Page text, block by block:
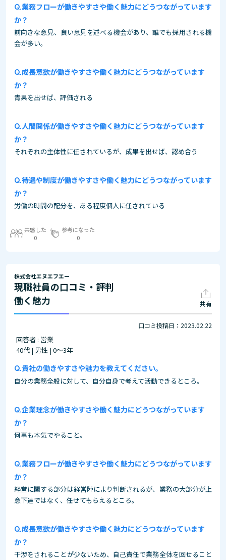
業務フローが働きやすさや働く魅力にどうつながっています
か？
前向きな意見、良い意見を述べる機会があり、誰でも採用される機
会が多い。
成長意欲が働きやすさや働く魅力にどうつながっています
か？
青果を出せば、評価される
人間関係が働きやすさや働く魅力にどうつながっています
か？
それぞれの主体性に任されているが、成果を出せば、認め合う
待遇や制度が働きやすさや働く魅力にどうつながっています
か？
労働の時間の配分を、ある程度個人に任されている
共感した
0
参考になった
0
株式会社エヌエフエー
現職社員の口コミ・評判
働く魅力
共有
口コミ投稿日：2023.02.22
回答者 : 営業
40代 | 男性 | 0～3年
貴社の働きやすさや魅力を教えてください。
自分の業務全般に対して、自分自身で考えて活動できるところ。
企業理念が働きやすさや働く魅力にどうつながっています
か？
何事も本気でやること。
業務フローが働きやすさや働く魅力にどうつながっています
か？
経営に関する部分は経営陣により判断されるが、業務の大部分が上
意下達ではなく、任せてもらえるところ。
成長意欲が働きやすさや働く魅力にどうつながっています
か？
干渉をされることが少ないため、自己責任で業務全体を回せること